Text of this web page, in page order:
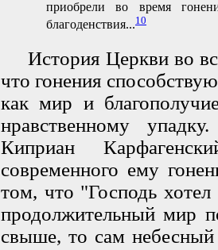
приобрели во время
благоденствия...10
История Церкви во
что гонения
как мир и
нравственному
Киприан
современного ему
том, что "Господь
продолжительный мир
свыше, то сам